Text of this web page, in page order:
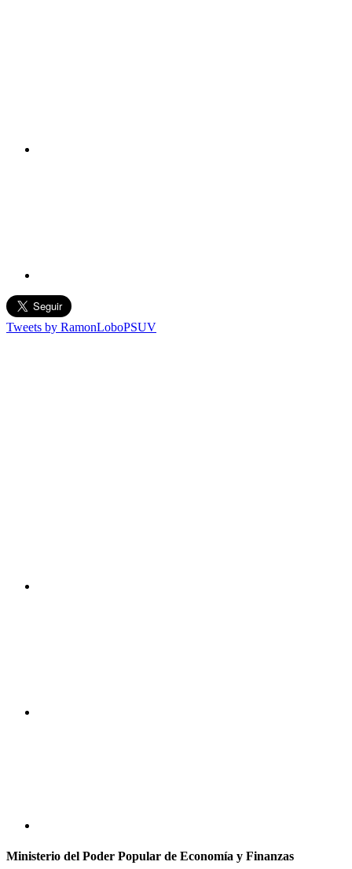
Tweets by RamonLoboPSUV
Ministerio del Poder Popular de Economía y Finanzas